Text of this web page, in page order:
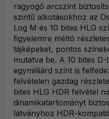
ragyogó arcszínt
szintű alkotásokhoz az
Log M és 10 bites HLG
figyelemre méltó
tájképeket, pontos
mutatva be. A 10 bites
egymilliárd színt is
felvételen gazdag
bites HLG HDR felvétel
dinamikatartományt
látványhoz HDR-